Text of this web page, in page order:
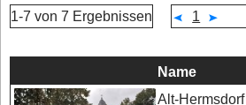
1-7 von 7 Ergebnissen 1
Name
Alt-Hermsdorf